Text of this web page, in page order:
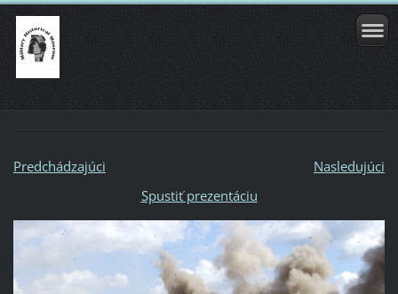
Predchádzajúci
Nasledujúci
Spustiť prezentáciu